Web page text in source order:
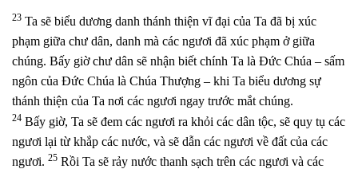
23 Ta sẽ biểu dương danh thánh thiện vĩ đại của Ta đã bị xúc
phạm giữa chư dân, danh mà các ngươi đã xúc phạm ở giữa
chúng. Bấy giờ chư dân sẽ nhận biết chính Ta là Đức Chúa – sấm
ngôn của Đức Chúa là Chúa Thượng – khi Ta biểu dương sự
thánh thiện của Ta nơi các ngươi ngay trước mắt chúng.
24 Bấy giờ, Ta sẽ đem các ngươi ra khỏi các dân tộc, sẽ quy tụ các
ngươi lại từ khắp các nước, và sẽ dẫn các ngươi về đất của các
ngươi. 25 Rồi Ta sẽ rảy nước thanh sạch trên các ngươi và các